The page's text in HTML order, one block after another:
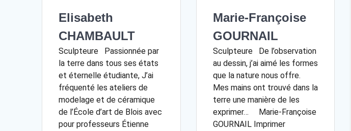
Elisabeth
CHAMBAULT
Sculpteure Passionnée par
la terre dans tous ses états
et éternelle étudiante, J’ai
fréquenté les ateliers de
modelage et de céramique
de l’École d’art de Blois avec
pour professeurs Étienne
Marie-Françoise
GOURNAIL
Sculpteure De l’observation
au dessin, j’ai aimé les formes
que la nature nous offre.
Mes mains ont trouvé dans la
terre une manière de les
exprimer… Marie-Françoise
GOURNAIL Imprimer